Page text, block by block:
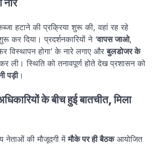
हटाने की प्रक्रिया शुरू की, वहां रह रहे
कर दिया। प्रदर्शनकारियों ने ‘वापस जाओ,
विस्थापन होगा’ के नारे लगाए औरबुलडोजर के
ली। स्थिति को तनावपूर्ण होते देख प्रशासन को
पड़ी।
के बीच हुई बातचीत, मिला
नेताओं की मौजूदगी मेंमौके पर ही बैठकआयोजित